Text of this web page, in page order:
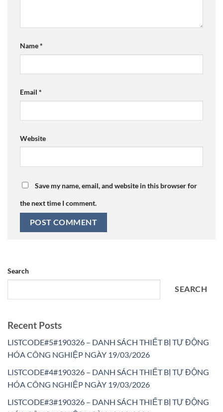
Name*
Email *
Website
Save my name, email, and website in this browser for
the next time I comment.
Search
SEARCH
Recent Posts
LISTCODE#5#190326 – DANH SÁCH THIẾT BỊ TỰ ĐỘNG
HÓA CÔNG NGHIỆP NGÀY 19/03/2026
LISTCODE#4#190326 – DANH SÁCH THIẾT BỊ TỰ ĐỘNG
HÓA CÔNG NGHIỆP NGÀY 19/03/2026
LISTCODE#3#190326 – DANH SÁCH THIẾT BỊ TỰ ĐỘNG